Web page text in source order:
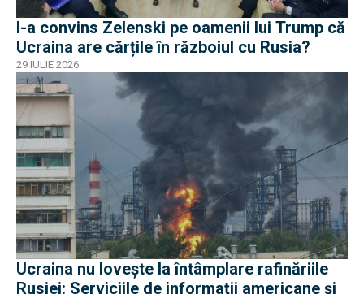
I-a convins Zelenski pe oamenii lui Trump că
Ucraina are cărțile în războiul cu Rusia?
29 IULIE 2026
Ucraina nu lovește la întâmplare rafinăriile
Rusiei: Serviciile de informații americane și